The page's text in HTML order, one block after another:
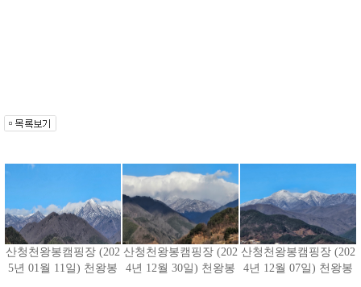
산청천왕봉캠핑장 (202
5년 01월 11일) 천왕봉
산청천왕봉캠핑장 (202
4년 12월 30일) 천왕봉
산청천왕봉캠핑장 (202
4년 12월 07일) 천왕봉